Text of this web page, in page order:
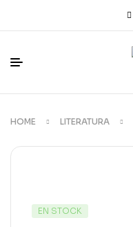
HOME LITERATURA
EN STOCK